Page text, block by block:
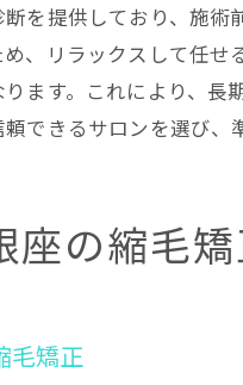
縮毛矯
口コ
縮毛矯
を提供しており、施
、リラックスして任
ます。これにより、
できるサロンを選び
座の縮毛
毛矯正